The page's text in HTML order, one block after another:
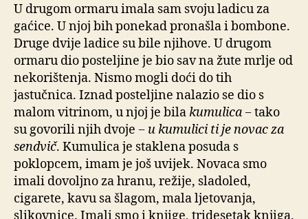
U drugom ormaru imala sam svoju ladicu za
gaćice. U njoj bih ponekad pronašla i bombone.
Druge dvije ladice su bile njihove. U drugom
ormaru dio posteljine je bio sav na žute mrlje od
nekorištenja. Nismo mogli doći do tih
jastučnica. Iznad posteljine nalazio se dio s
malom vitrinom, u njoj je bilakumulica − tako
su govorili njih dvoje − u kumulici ti je novac za
sendvič. Kumulica je staklena posuda s
poklopcem, imam je još uvijek. Novaca smo
imali dovoljno za hranu, režije, sladoled,
cigarete, kavu sa šlagom, mala ljetovanja,